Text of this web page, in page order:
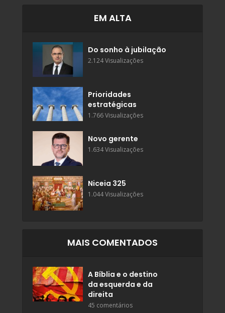
EM ALTA
Do sonho à jubilação
2.124 Visualizações
Prioridades
estratégicas
1.766 Visualizações
Novo gerente
1.634 Visualizações
Niceia 325
1.044 Visualizações
MAIS COMENTADOS
A Bíblia e o destino
da esquerda e da
direita
45 comentários